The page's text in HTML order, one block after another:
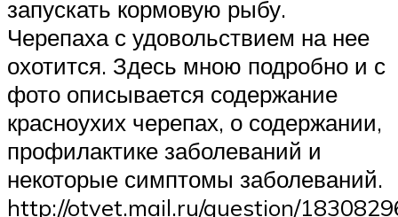
запускать кормовую рыбу.
Черепаха с удовольствием на нее
охотится. Здесь мною подробно и с
фото описывается содержание
красноухих черепах, о содержании,
профилактике заболеваний и
некоторые симптомы заболеваний.
http://otvet.mail.ru/question/